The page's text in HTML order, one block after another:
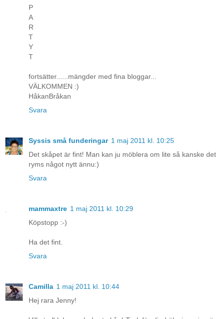
P
A
R
T
Y
T
fortsätter......mängder med fina bloggar...
VÄLKOMMEN :)
HåkanBråkan
Svara
Syssis små funderingar 1 maj 2011 kl. 10:25
Det skåpet är fint! Man kan ju möblera om lite så kanske det
ryms något nytt ännu:)
Svara
mammaxtre 1 maj 2011 kl. 10:29
Köpstopp :-)
Ha det fint.
Svara
Camilla 1 maj 2011 kl. 10:44
Hej rara Jenny!